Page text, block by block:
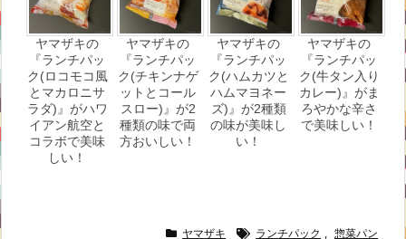
ヤマザキの
『ランチパッ
ク(ロコモコ風
とマカロニサ
ラダ)』がハワ
イアン航空と
コラボで美味
しい！
ヤマザキの
『ランチパッ
ク(チキンナゲ
ットとコール
スロー)』が2
種類の味で両
方おいしい！
ヤマザキの
『ランチパッ
ク(ハムカツと
ハムマヨネー
ズ)』が2種類
の味が美味し
い！
ヤマザキの
『ランチパッ
ク(牛タン入り
カレー)』がま
ろやかな辛さ
で美味しい！
ヤマザキ ランチパック , 惣菜パン